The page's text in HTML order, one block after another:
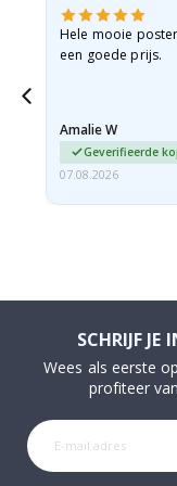
Hele mooie
een goede prijs.
Amalie W
Geverifieerde
07.08.2026
SCHRIJF JE
Wees als eerste
profiteer